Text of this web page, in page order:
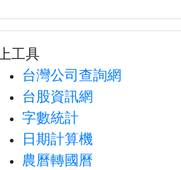
工具
台灣公司查詢網
台股資訊網
字數統計
日期計算機
農曆轉國曆